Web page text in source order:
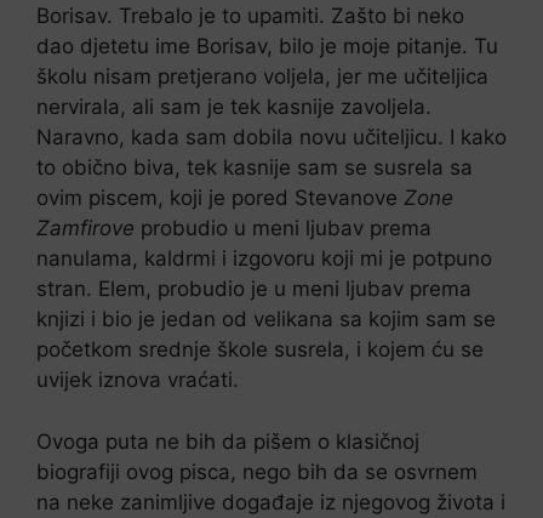
Borisav. Trebalo je to upamiti. Zašto bi neko
dao djetetu ime Borisav, bilo je moje pitanje. Tu
školu nisam pretjerano voljela, jer me učiteljica
nervirala, ali sam je tek kasnije zavoljela.
Naravno, kada sam dobila novu učiteljicu. I kako
to obično biva, tek kasnije sam se susrela sa
ovim piscem, koji je pored Stevanove Zone
Zamfirove probudio u meni ljubav prema
nanulama, kaldrmi i izgovoru koji mi je potpuno
stran. Elem, probudio je u meni ljubav prema
knjizi i bio je jedan od velikana sa kojim sam se
početkom srednje škole susrela, i kojem ću se
uvijek iznova vraćati.
Ovoga puta ne bih da pišem o klasičnoj
biografiji ovog pisca, nego bih da se osvrnem
na neke zanimljive događaje iz njegovog života i